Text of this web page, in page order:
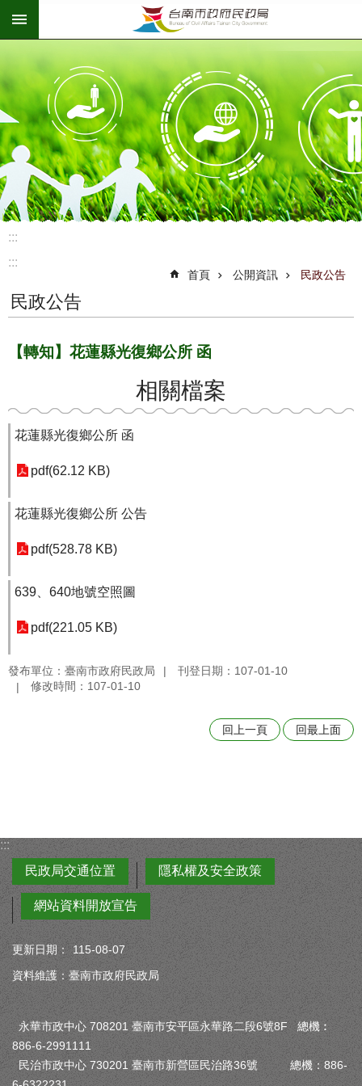
跳到主要內容區塊
:::
:::
首頁 公開資訊 民政公告
民政公告
【轉知】花蓮縣光復鄉公所 函
相關檔案
花蓮縣光復鄉公所 函
pdf(62.12 KB)
花蓮縣光復鄉公所 公告
pdf(528.78 KB)
639、640地號空照圖
pdf(221.05 KB)
發布單位：臺南市政府民政局
刊登日期：107-01-10
修改時間：107-01-10
回上一頁 回最上面
:::
民政局交通位置
隱私權及安全政策
網站資料開放宣告
更新日期：
115-08-07
資料維護：臺南市政府民政局
永華市政中心 708201 臺南市安平區永華路二段6號8F 總機︰
886-6-2991111
民治市政中心 730201 臺南市新營區民治路36號 總機：886-